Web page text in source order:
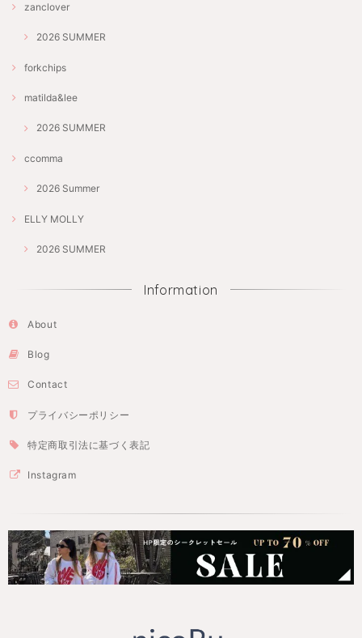
zanclover
2026 SUMMER
forkchips
matilda&lee
2026 SUMMER
ccomma
2026 Summer
ELLY MOLLY
2026 SUMMER
Information
About
Blog
Contact
プライバシーポリシー
特定商取引法に基づく表記
Instagram